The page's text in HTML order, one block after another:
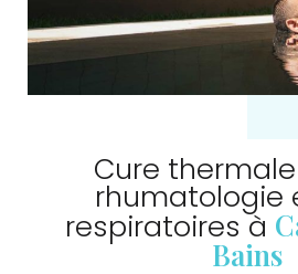
Cure
rhumatologie
respiratoires à
Bains